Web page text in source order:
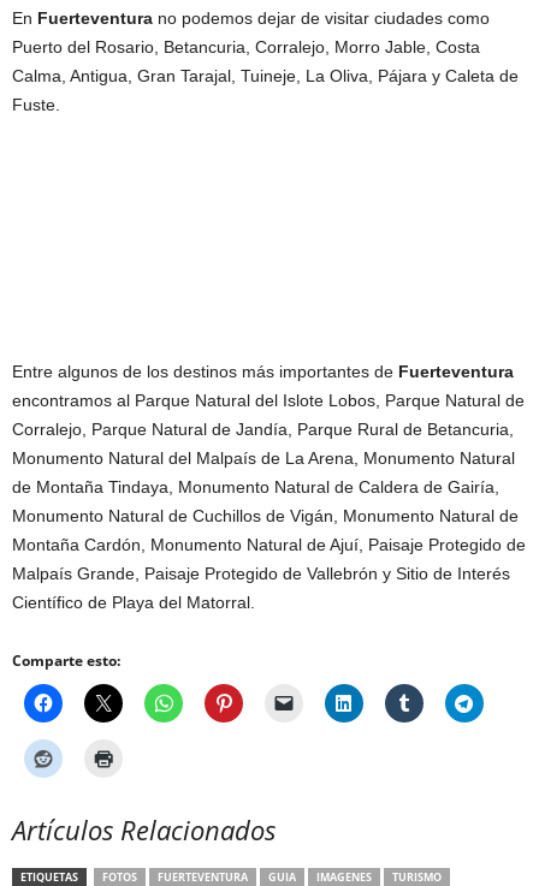
En Fuerteventura no podemos dejar de visitar ciudades como
Puerto del Rosario, Betancuria, Corralejo, Morro Jable, Costa
Calma, Antigua, Gran Tarajal, Tuineje, La Oliva, Pájara y Caleta de
Fuste.
Entre algunos de los destinos más importantes de Fuerteventura
encontramos al Parque Natural del Islote Lobos, Parque Natural de
Corralejo, Parque Natural de Jandía, Parque Rural de Betancuria,
Monumento Natural del Malpaís de La Arena, Monumento Natural
de Montaña Tindaya, Monumento Natural de Caldera de Gairía,
Monumento Natural de Cuchillos de Vigán, Monumento Natural de
Montaña Cardón, Monumento Natural de Ajuí, Paisaje Protegido de
Malpaís Grande, Paisaje Protegido de Vallebrón y Sitio de Interés
Científico de Playa del Matorral.
Comparte esto:
Artículos Relacionados
ETIQUETAS FOTOS FUERTEVENTURA GUIA IMAGENES
TURISMO